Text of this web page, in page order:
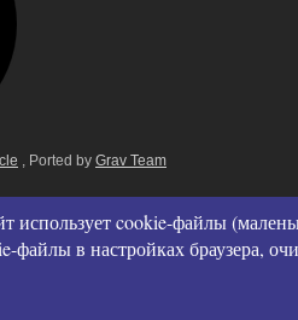
, Ported by Grav Team
использует cookie-файлы
файлы в настройках браузера,